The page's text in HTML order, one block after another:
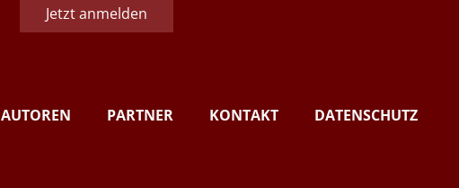
Jetzt anmelden
AUTOREN PARTNER KONTAKT DATENSCHUTZ